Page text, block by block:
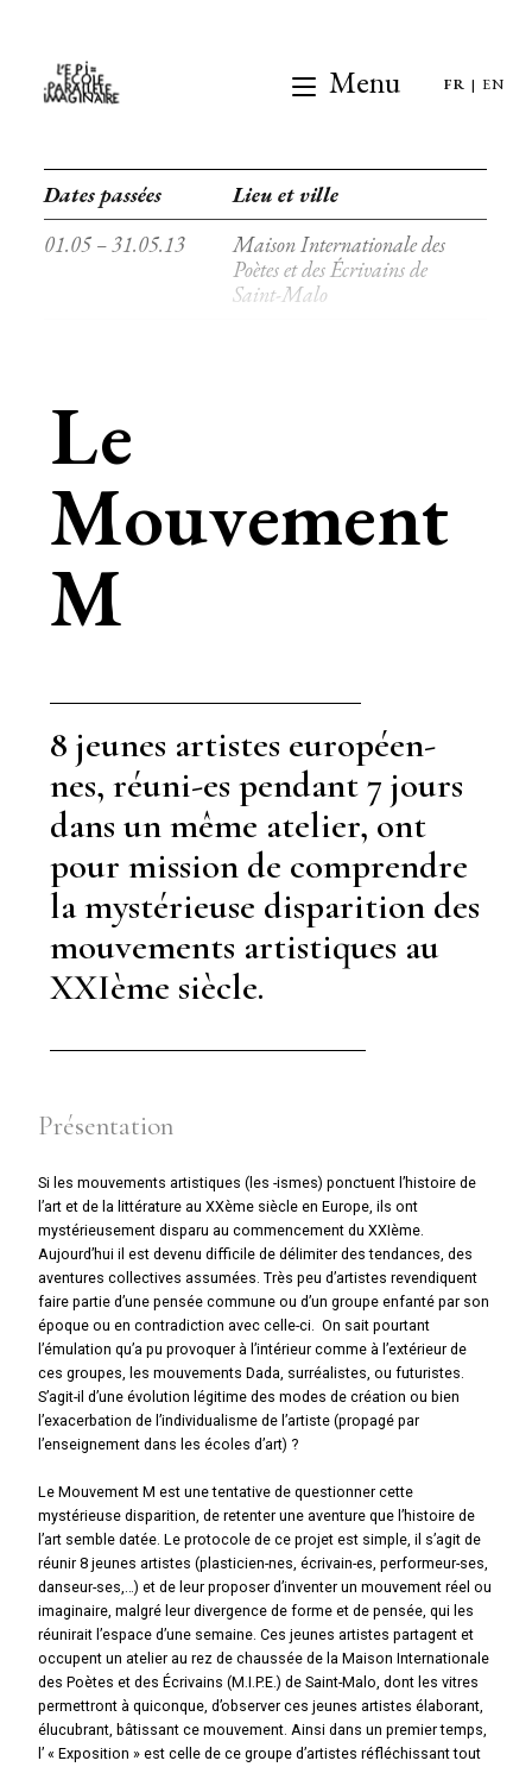
FR | EN
Menu
Dates passées
Lieu et ville
01.05 – 31.05.13
Maison Internationale des
Poètes et des Écrivains de
Saint-Malo
Le
Mouvement
M
8 jeunes artistes européen-
nes, réuni-es pendant 7 jours
dans un même atelier, ont
pour mission de comprendre
la mystérieuse disparition des
mouvements artistiques au
XXIème siècle.
Présentation
Si les mouvements artistiques (les -ismes) ponctuent l’histoire de
l’art et de la littérature au XXème siècle en Europe, ils ont
mystérieusement disparu au commencement du XXIème.
Aujourd’hui il est devenu difficile de délimiter des tendances, des
aventures collectives assumées. Très peu d’artistes revendiquent
faire partie d’une pensée commune ou d’un groupe enfanté par son
époque ou en contradiction avec celle-ci. On sait pourtant
l’émulation qu’a pu provoquer à l’intérieur comme à l’extérieur de
ces groupes, les mouvements Dada, surréalistes, ou futuristes.
S’agit-il d’une évolution légitime des modes de création ou bien
l’exacerbation de l’individualisme de l’artiste (propagé par
l’enseignement dans les écoles d’art) ?
Le Mouvement M est une tentative de questionner cette
mystérieuse disparition, de retenter une aventure que l’histoire de
l’art semble datée. Le protocole de ce projet est simple, il s’agit de
réunir 8 jeunes artistes (plasticien-nes, écrivain-es, performeur-ses,
danseur-ses,…) et de leur proposer d’inventer un mouvement réel ou
imaginaire, malgré leur divergence de forme et de pensée, qui les
réunirait l’espace d’une semaine. Ces jeunes artistes partagent et
occupent un atelier au rez de chaussée de la Maison Internationale
des Poètes et des Écrivains (M.I.P.E.) de Saint-Malo, dont les vitres
permettront à quiconque, d’observer ces jeunes artistes élaborant,
élucubrant, bâtissant ce mouvement. Ainsi dans un premier temps,
l’ « Exposition » est celle de ce groupe d’artistes réfléchissant tout